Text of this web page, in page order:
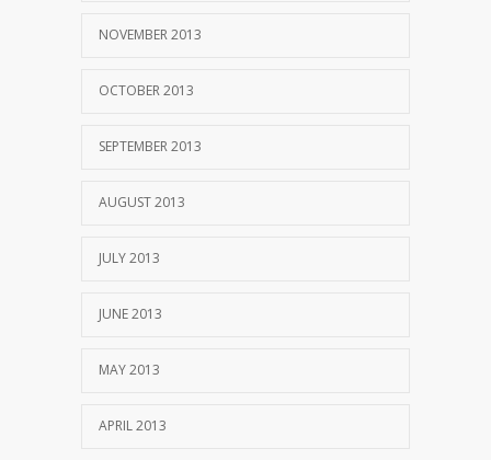
NOVEMBER 2013
OCTOBER 2013
SEPTEMBER 2013
AUGUST 2013
JULY 2013
JUNE 2013
MAY 2013
APRIL 2013